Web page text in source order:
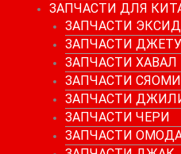
ЗАПЧАСТИ ДЛЯ
ЗАПЧАСТИ ЭКСИД
ЗАПЧАСТИ
ЗАПЧАСТИ ХАВАЛ
ЗАПЧАСТИ СЯОМИ
ЗАПЧАСТИ
ЗАПЧАСТИ ЧЕРИ
ЗАПЧАСТИ